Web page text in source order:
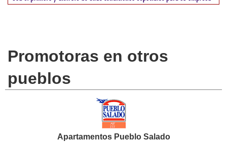
Promotoras en otros
pueblos
Apartamentos Pueblo Salado